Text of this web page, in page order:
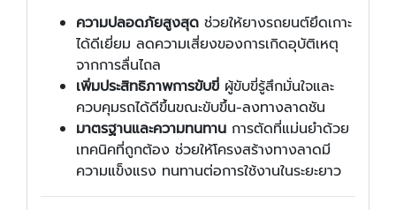
ความปลอดภัยสูงสุด ช่วยให้ยางรถยนต์ยึดเกาะ
ได้ดีเยี่ยม ลดความเสี่ยงของการเกิดอุบัติเหตุ
จากการลื่นไถล
เพิ่มประสิทธิภาพการขับขี่ ผู้ขับขี่รู้สึกมั่นใจและ
ควบคุมรถได้ดีขึ้นขณะขับขึ้น-ลงทางลาดชัน
มาตรฐานและความทนทาน การตัดที่แม่นยำด้วย
เทคนิคที่ถูกต้อง ช่วยให้โครงสร้างทางลาดมี
ความแข็งแรง ทนทานต่อการใช้งานในระยะยาว